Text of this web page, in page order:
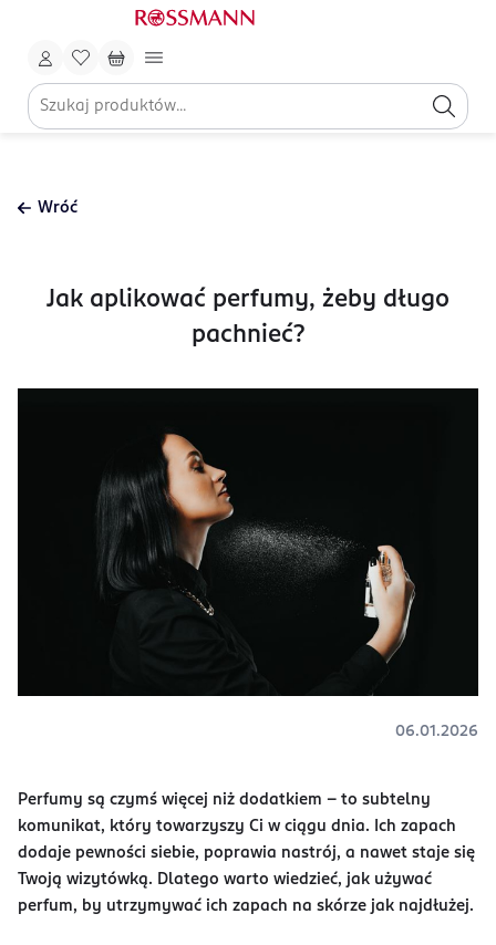
Wróć
Jak aplikować perfumy, żeby długo
pachnieć?
06.01.2026
Perfumy są czymś więcej niż dodatkiem - to subtelny
komunikat, który towarzyszy Ci w ciągu dnia. Ich zapach
dodaje pewności siebie, poprawia nastrój, a nawet staje się
Twoją wizytówką. Dlatego warto wiedzieć, jak używać
perfum, by utrzymywać ich zapach na skórze jak najdłużej.